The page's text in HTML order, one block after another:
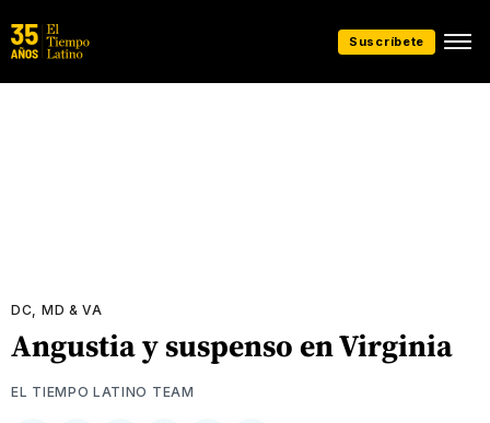
Suscríbete
DC, MD & VA
Angustia y suspenso en Virginia
EL TIEMPO LATINO TEAM